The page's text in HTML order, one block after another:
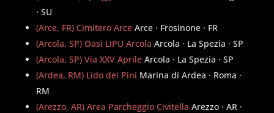
· SU
(Arce, FR) Cimitero Arce Arce · Frosinone · FR
(Arcola, SP) Oasi LIPU Arcola Arcola · La Spezia · SP
(Arcola, SP) Via XXV Aprile Arcola · La Spezia · SP
(Ardea, RM) Lido dei Pini Marina di Ardea · Roma ·
RM
(Arezzo, AR) Area Parcheggio Civitella Arezzo · AR ·